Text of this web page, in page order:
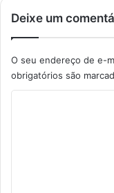
Deixe um
O seu endereço de e-
obrigatórios são